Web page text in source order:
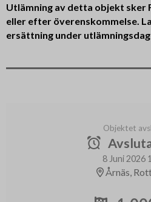
Utlämning av detta objekt sker
eller efter överenskommelse.
ersättning under
Objektet
8 Juni 2026
Årnäs,